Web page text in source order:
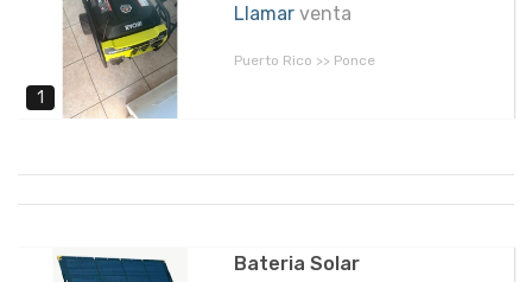
1
Llamar venta
Puerto Rico >> Ponce
Bateria Solar